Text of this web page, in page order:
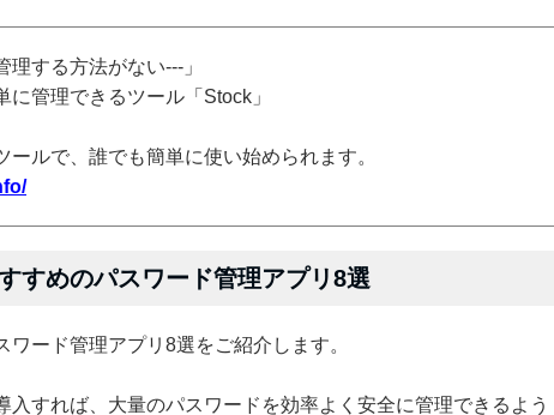
理する方法がない---」
管理できるツール「Stock」
ールで、誰でも簡単に使い始められます。
すめのパスワード管理アプリ8選
ワード管理アプリ8選をご紹介します。
入すれば、大量のパスワードを効率よく安全に管理できるよう